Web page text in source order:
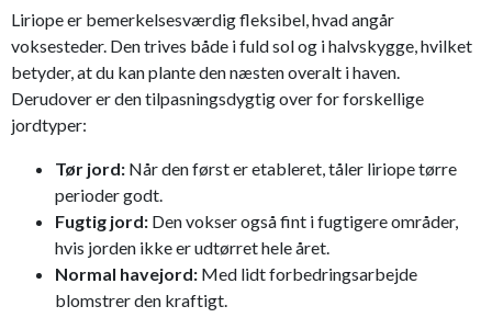
Liriope er bemerkelsesværdig fleksibel, hvad angår
voksesteder. Den trives både i fuld sol og i halvskygge, hvilket
betyder, at du kan plante den næsten overalt i haven.
Derudover er den tilpasningsdygtig over for forskellige
jordtyper:
Tør jord: Når den først er etableret, tåler liriope tørre
perioder godt.
Fugtig jord: Den vokser også fint i fugtigere områder,
hvis jorden ikke er udtørret hele året.
Normal havejord: Med lidt forbedringsarbejde
blomstrer den kraftigt.